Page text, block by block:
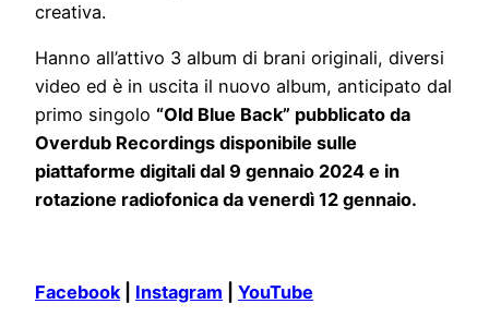
creativa.
Hanno all’attivo 3 album di brani originali, diversi
video ed è in uscita il nuovo album, anticipato dal
primo singolo “Old Blue Back” pubblicato da
Overdub Recordings disponibile sulle
piattaforme digitali dal 9 gennaio 2024 e in
rotazione radiofonica da venerdì 12 gennaio.
Facebook| Instagram YouTube